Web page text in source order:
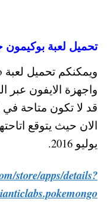
تحميل لعبة بوكيمون
واجهزة الايفون عبر
قد لا تكون متاحة في
الان حيث يتوقع
يوليو 2016.
store/apps/details?